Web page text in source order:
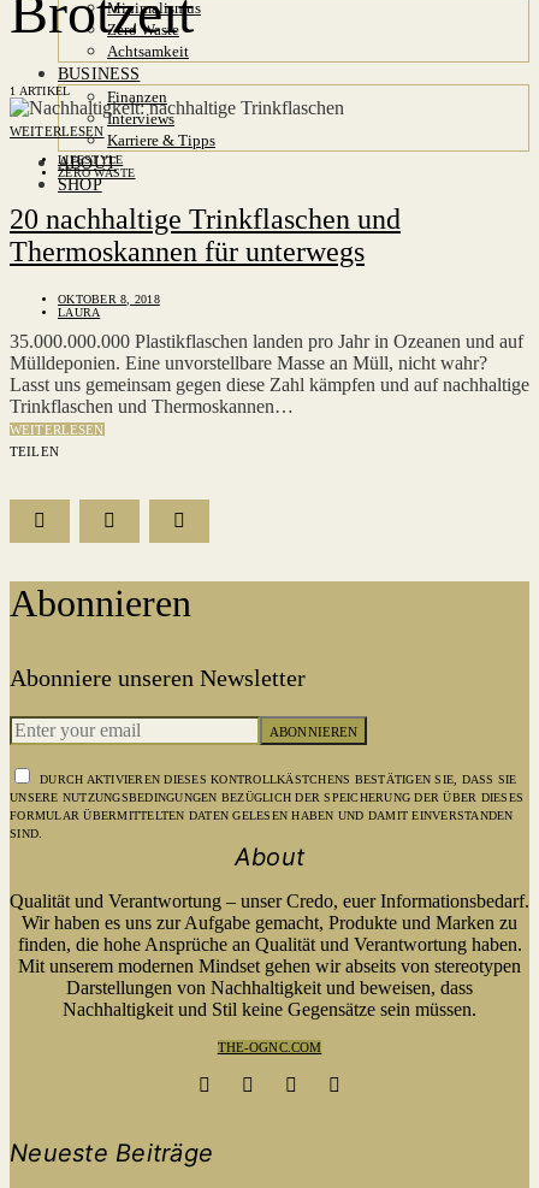
Minimalismus
Zero Waste
Achtsamkeit
BUSINESS
Finanzen
Interviews
Karriere & Tipps
ABOUT
SHOP
Brotzeit
1 ARTIKEL
WEITERLESEN
LIFESTYLE
ZERO WASTE
20 nachhaltige Trinkflaschen und
Thermoskannen für unterwegs
OKTOBER 8, 2018
LAURA
35.000.000.000 Plastikflaschen landen pro Jahr in Ozeanen und auf
Mülldeponien. Eine unvorstellbare Masse an Müll, nicht wahr?
Lasst uns gemeinsam gegen diese Zahl kämpfen und auf nachhaltige
Trinkflaschen und Thermoskannen…
WEITERLESEN
TEILEN
Abonnieren
Abonniere unseren Newsletter
ABONNIEREN
DURCH AKTIVIEREN DIESES KONTROLLKÄSTCHENS BESTÄTIGEN SIE, DASS SIE
UNSERE NUTZUNGSBEDINGUNGEN BEZÜGLICH DER SPEICHERUNG DER ÜBER DIESES
FORMULAR ÜBERMITTELTEN DATEN GELESEN HABEN UND DAMIT EINVERSTANDEN
SIND.
About
Qualität und Verantwortung – unser Credo, euer Informationsbedarf.
Wir haben es uns zur Aufgabe gemacht, Produkte und Marken zu
finden, die hohe Ansprüche an Qualität und Verantwortung haben.
Mit unserem modernen Mindset gehen wir abseits von stereotypen
Darstellungen von Nachhaltigkeit und beweisen, dass
Nachhaltigkeit und Stil keine Gegensätze sein müssen.
THE-OGNC.COM
Neueste Beiträge